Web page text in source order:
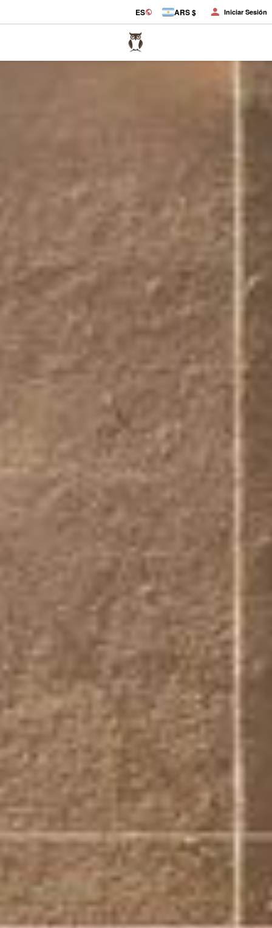
ES ARS $ Iniciar Sesión